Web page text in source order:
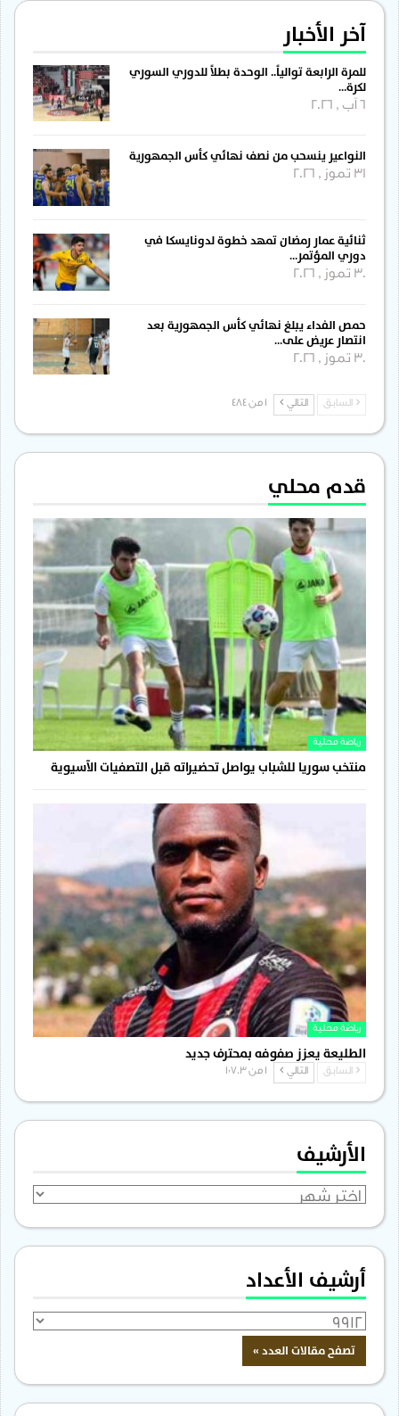
آخر الأخبار
للمرة الرابعة توالياً.. الوحدة بطلاً للدوري السوري
لكرة…
النواعير ينسحب من نصف نهائي كأس الجمهورية
31 تموز , 2026
ثنائية عمار رمضان تمهد خطوة لدونايسكا في
دوري المؤتمر…
30 تموز , 2026
حمص الفداء يبلغ نهائي كأس الجمهورية بعد
انتصار عريض على…
30 تموز , 2026
السابق التالي
قدم محلي
رياضة محلية
منتخب سوريا للشباب يواصل تحضيراته قبل التصفيات الآسيوية
رياضة محلية
الطليعة يعزز صفوفه بمحترف جديد
السابق التالي
الأرشيف
الأرشيف
أرشيف الأعداد